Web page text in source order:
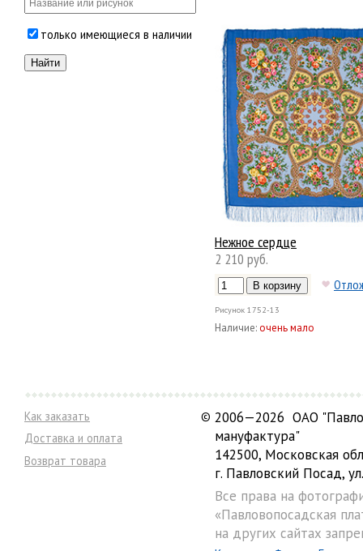
только имеющиеся в наличии
Нежное сердце
2 210 руб.
Рисунок 1752-13
Наличие:очень мало
Как заказать
Доставка и оплата
Возврат товара
© 2006—2026 ОАО
мануфактура"
142500, Московская
г. Павловский Посад,
Все права на
«Павловопосадская
на других сайтах